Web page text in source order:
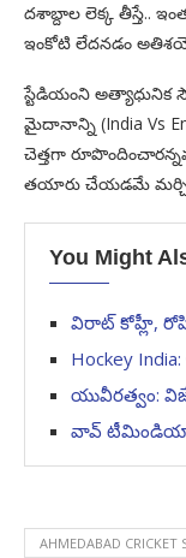
దశాబ్దాల లెక్క తీస్తే..
ఇంకోటి లేదనడం
స్టేడియంని అత్యాధునిక
మైదానాన్ని (India Vs
చెత్తగా
తయారు చేయడమే
You Might
విరాట్ కోహ్లీ,
Hockey
యువీరత్వం:
వావ్ టీమిండియా.!
AHMEDABAD CRICKET